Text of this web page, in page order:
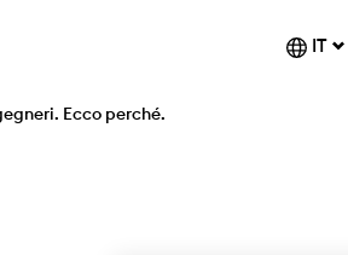
IT
Ecco perché.